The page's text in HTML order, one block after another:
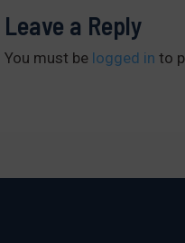
Leave a Reply
You must be logged in to